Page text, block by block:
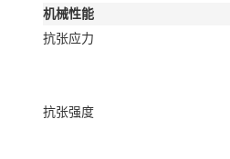
机械性能
抗张应力
抗张强度